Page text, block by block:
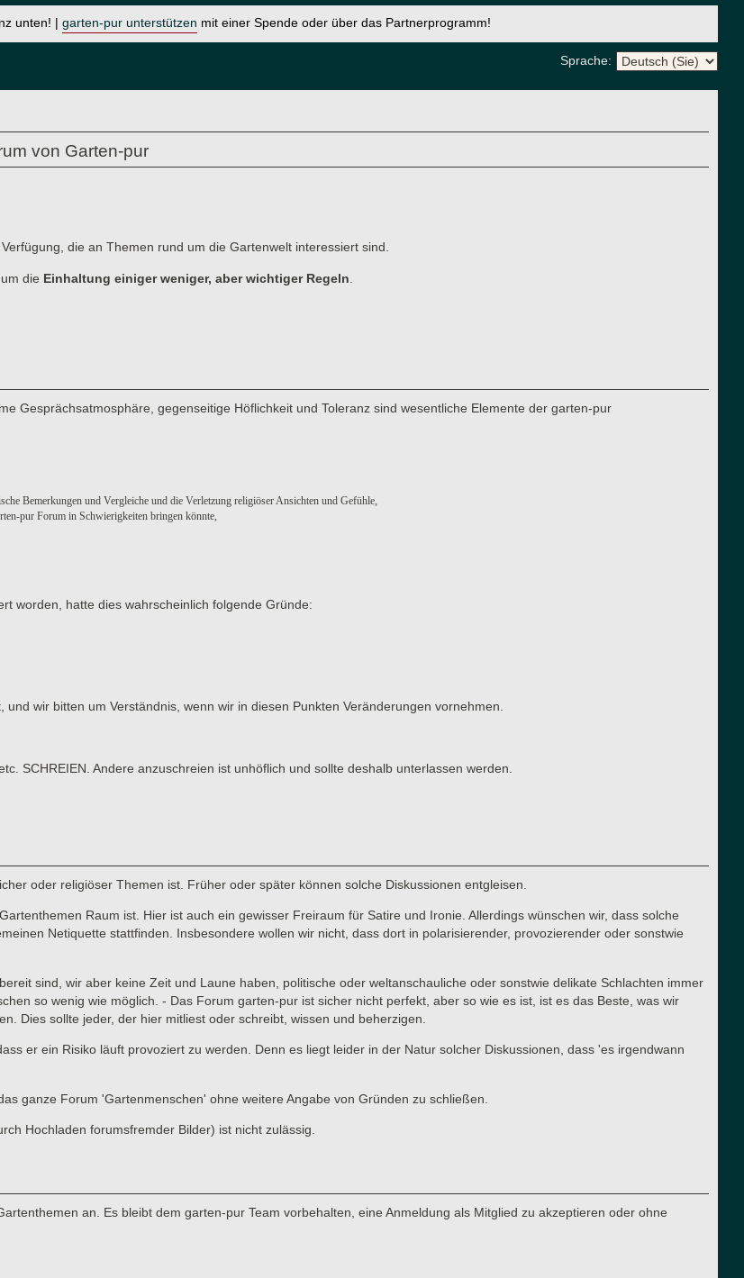
unten! | garten-pur unterstützen mit einer Spende oder über das Partnerprogramm!
Sprache:
von Garten-pur
die an Themen rund um die Gartenwelt interessiert sind.
die Einhaltung einiger weniger, aber wichtiger Regeln
Gesprächsatmosphäre, gegenseitige Höflichkeit und Toleranz sind wesentliche Elemente der garten-pur
Bemerkungen und Vergleiche und die Verletzung religiöser Ansichten und Gefühle,
pur Forum in Schwierigkeiten bringen könnte,
worden, hatte dies wahrscheinlich folgende Gründe:
wir bitten um Verständnis, wenn wir in diesen Punkten Veränderungen vornehmen.
SCHREIEN. Andere anzuschreien ist unhöflich und sollte deshalb unterlassen werden.
oder religiöser Themen ist. Früher oder später können solche Diskussionen entgleisen.
Raum ist. Hier ist auch ein gewisser Freiraum für Satire und Ironie. Allerdings wünschen wir, dass solche
Netiquette stattfinden. Insbesondere wollen wir nicht, dass dort in polarisierender, provozierender oder sonstwie
sind, wir aber keine Zeit und Laune haben, politische oder weltanschauliche oder sonstwie delikate Schlachten immer
so wenig wie möglich. - Das Forum garten-pur ist sicher nicht perfekt, aber so wie es ist, ist es das Beste, was wir
Dies sollte jeder, der hier mitliest oder schreibt, wissen und beherzigen.
er ein Risiko läuft provoziert zu werden. Denn es liegt leider in der Natur solcher Diskussionen, dass 'es irgendwann
ganze Forum 'Gartenmenschen' ohne weitere Angabe von Gründen zu schließen.
Hochladen forumsfremder Bilder) ist nicht zulässig.
an. Es bleibt dem garten-pur Team vorbehalten, eine Anmeldung als Mitglied zu akzeptieren oder ohne